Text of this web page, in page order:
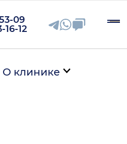
09
16-12
О клинике